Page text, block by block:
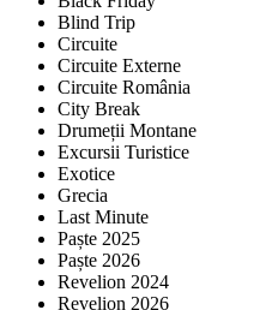
Blind Trip
Circuite
Circuite Externe
Circuite România
City Break
Drumeții Montane
Excursii Turistice
Exotice
Grecia
Last Minute
Paște 2025
Paște 2026
Revelion 2024
Revelion 2026